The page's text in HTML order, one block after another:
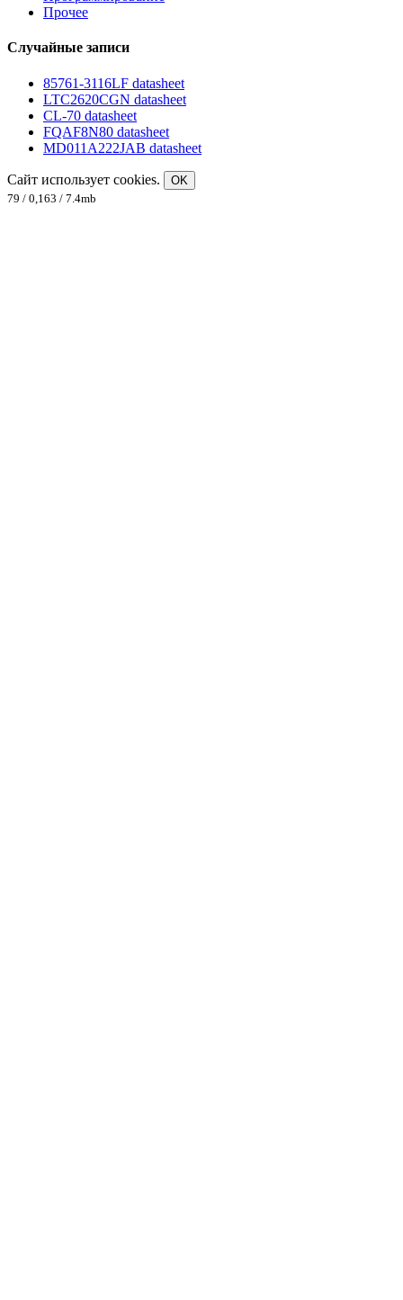
Прочее
Случайные записи
85761-3116LF datasheet
LTC2620CGN datasheet
CL-70 datasheet
FQAF8N80 datasheet
MD011A222JAB datasheet
Сайт использует cookies.
OK
79 / 0,163 / 7.4mb